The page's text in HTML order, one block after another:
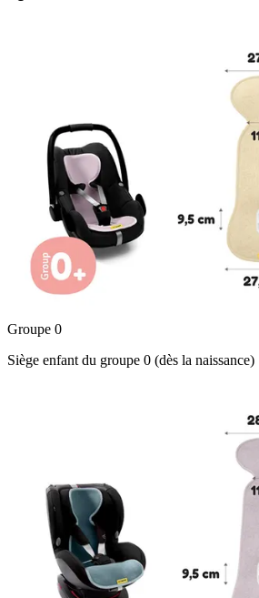
Groupe 0
Siège enfant du groupe 0 (dès la naissance)